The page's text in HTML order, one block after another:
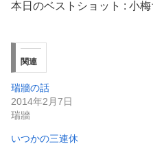
本日のベストショット : 小
関連
瑞牆の話
2014年2月7日
瑞牆
いつかの三連休